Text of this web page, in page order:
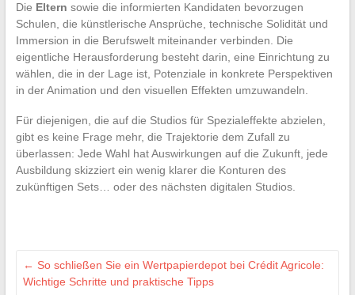
Die Eltern sowie die informierten Kandidaten bevorzugen
Schulen, die künstlerische Ansprüche, technische Solidität und
Immersion in die Berufswelt miteinander verbinden. Die
eigentliche Herausforderung besteht darin, eine Einrichtung zu
wählen, die in der Lage ist, Potenziale in konkrete Perspektiven
in der Animation und den visuellen Effekten umzuwandeln.
Für diejenigen, die auf die Studios für Spezialeffekte abzielen,
gibt es keine Frage mehr, die Trajektorie dem Zufall zu
überlassen: Jede Wahl hat Auswirkungen auf die Zukunft, jede
Ausbildung skizziert ein wenig klarer die Konturen des
zukünftigen Sets… oder des nächsten digitalen Studios.
← So schließen Sie ein Wertpapierdepot bei Crédit Agricole:
Wichtige Schritte und praktische Tipps